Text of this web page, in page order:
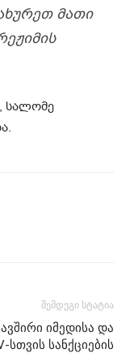
ᲛᲐᲗᲘ
სალომე
შემდეგი სტატია
იმედისა და
სთვის სანქციების